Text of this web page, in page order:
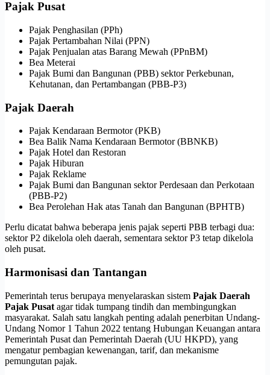
Pajak Pusat
Pajak Penghasilan (PPh)
Pajak Pertambahan Nilai (PPN)
Pajak Penjualan atas Barang Mewah (PPnBM)
Bea Meterai
Pajak Bumi dan Bangunan (PBB) sektor Perkebunan,
Kehutanan, dan Pertambangan (PBB-P3)
Pajak Daerah
Pajak Kendaraan Bermotor (PKB)
Bea Balik Nama Kendaraan Bermotor (BBNKB)
Pajak Hotel dan Restoran
Pajak Hiburan
Pajak Reklame
Pajak Bumi dan Bangunan sektor Perdesaan dan Perkotaan
(PBB-P2)
Bea Perolehan Hak atas Tanah dan Bangunan (BPHTB)
Perlu dicatat bahwa beberapa jenis pajak seperti PBB terbagi dua:
sektor P2 dikelola oleh daerah, sementara sektor P3 tetap dikelola
oleh pusat.
Harmonisasi dan Tantangan
Pemerintah terus berupaya menyelaraskan sistem Pajak Daerah
Pajak Pusat agar tidak tumpang tindih dan membingungkan
masyarakat. Salah satu langkah penting adalah penerbitan Undang-
Undang Nomor 1 Tahun 2022 tentang Hubungan Keuangan antara
Pemerintah Pusat dan Pemerintah Daerah (UU HKPD), yang
mengatur pembagian kewenangan, tarif, dan mekanisme
pemungutan pajak.